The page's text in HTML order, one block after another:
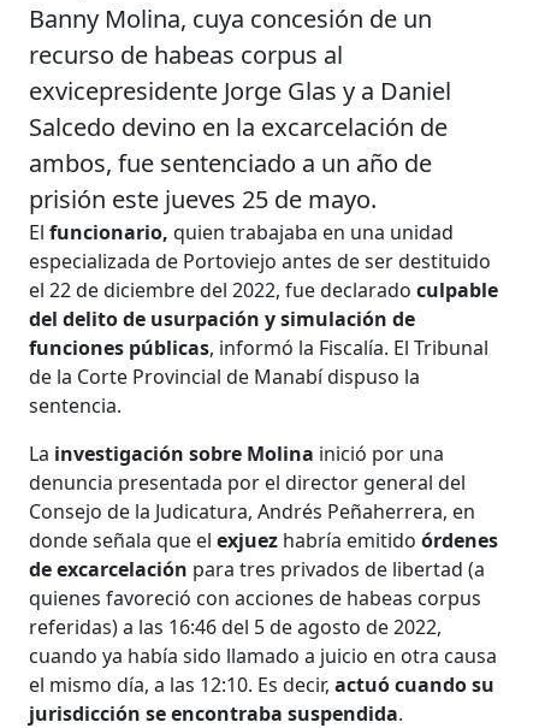
Banny Molina, cuya concesión de un
recurso de habeas corpus al
exvicepresidente Jorge Glas y a Daniel
Salcedo devino en la excarcelación de
ambos, fue sentenciado a un año de
prisión este jueves 25 de mayo.
Elfuncionario,quien trabajaba en una unidad
especializada de Portoviejo antes de ser destituido
el 22 de diciembre del 2022, fue declaradoculpable
del delito de usurpación y simulación de
funciones públicas, informó la Fiscalía. El Tribunal
de la Corte Provincial de Manabí dispuso la
sentencia.
La investigación sobre Molina inició por una
denuncia presentada por el director general del
Consejo de la Judicatura, Andrés Peñaherrera, en
donde señala que elexjuez habría emitido órdenes
de excarcelación para tres privados de libertad (a
quienes favoreció con acciones de habeas corpus
referidas) a las 16:46 del 5 de agosto de 2022,
cuando ya había sido llamado a juicio en otra causa
el mismo día, a las 12:10. Es decir,actuó cuando su
jurisdicción se encontraba suspendida.